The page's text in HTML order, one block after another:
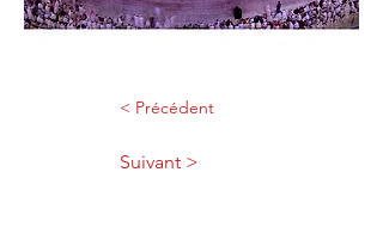
< Précédent
Suivant >